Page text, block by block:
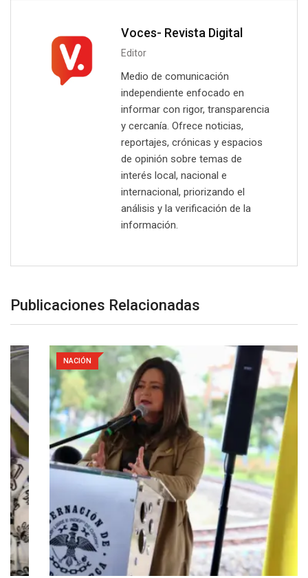
Voces- Revista Digital
Editor
Medio de comunicación
independiente enfocado en
informar con rigor, transparencia
y cercanía. Ofrece noticias,
reportajes, crónicas y espacios
de opinión sobre temas de
interés local, nacional e
internacional, priorizando el
análisis y la verificación de la
información.
Publicaciones Relacionadas
NACIÓN